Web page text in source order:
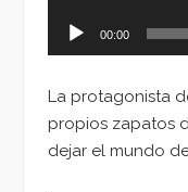
00:00
La protagonista
propios zapatos
dejar el mundo